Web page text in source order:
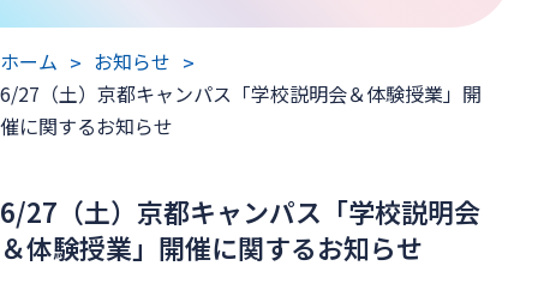
ホーム
お知らせ
6/27（土）京都キャンパス「学校説明会＆体験授業」開
催に関するお知らせ
6/27（土）京都キャンパス「学校説明会
＆体験授業」開催に関するお知らせ